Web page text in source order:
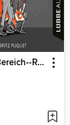
Alles im roten Bereich--Red--Der Club der magischen Kinder, Teil 1 (Ungekürzt)